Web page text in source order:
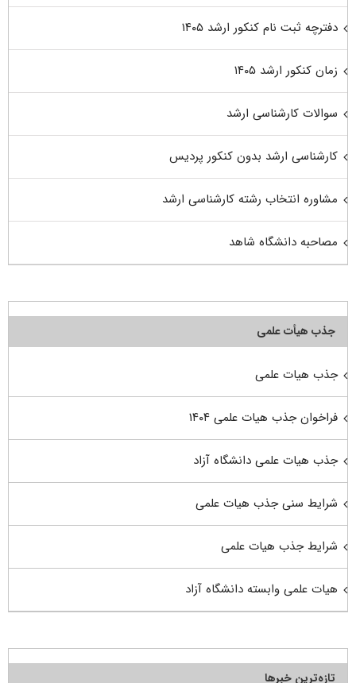
دفترچه ثبت نام کنکور ارشد ۱۴۰۵
زمان کنکور ارشد ۱۴۰۵
سوالات کارشناسی ارشد
کارشناسی ارشد بدون کنکور پردیس
مشاوره انتخاب رشته کارشناسی ارشد
مصاحبه دانشگاه شاهد
جذب هیأت علمی
جذب هیات علمی
فراخوان جذب هیات علمی ۱۴۰۴
جذب هیات علمی دانشگاه آزاد
شرایط سنی جذب هیات علمی
شرایط جذب هیات علمی
هیات علمی وابسته دانشگاه آزاد
تازه‌ترین خبرها